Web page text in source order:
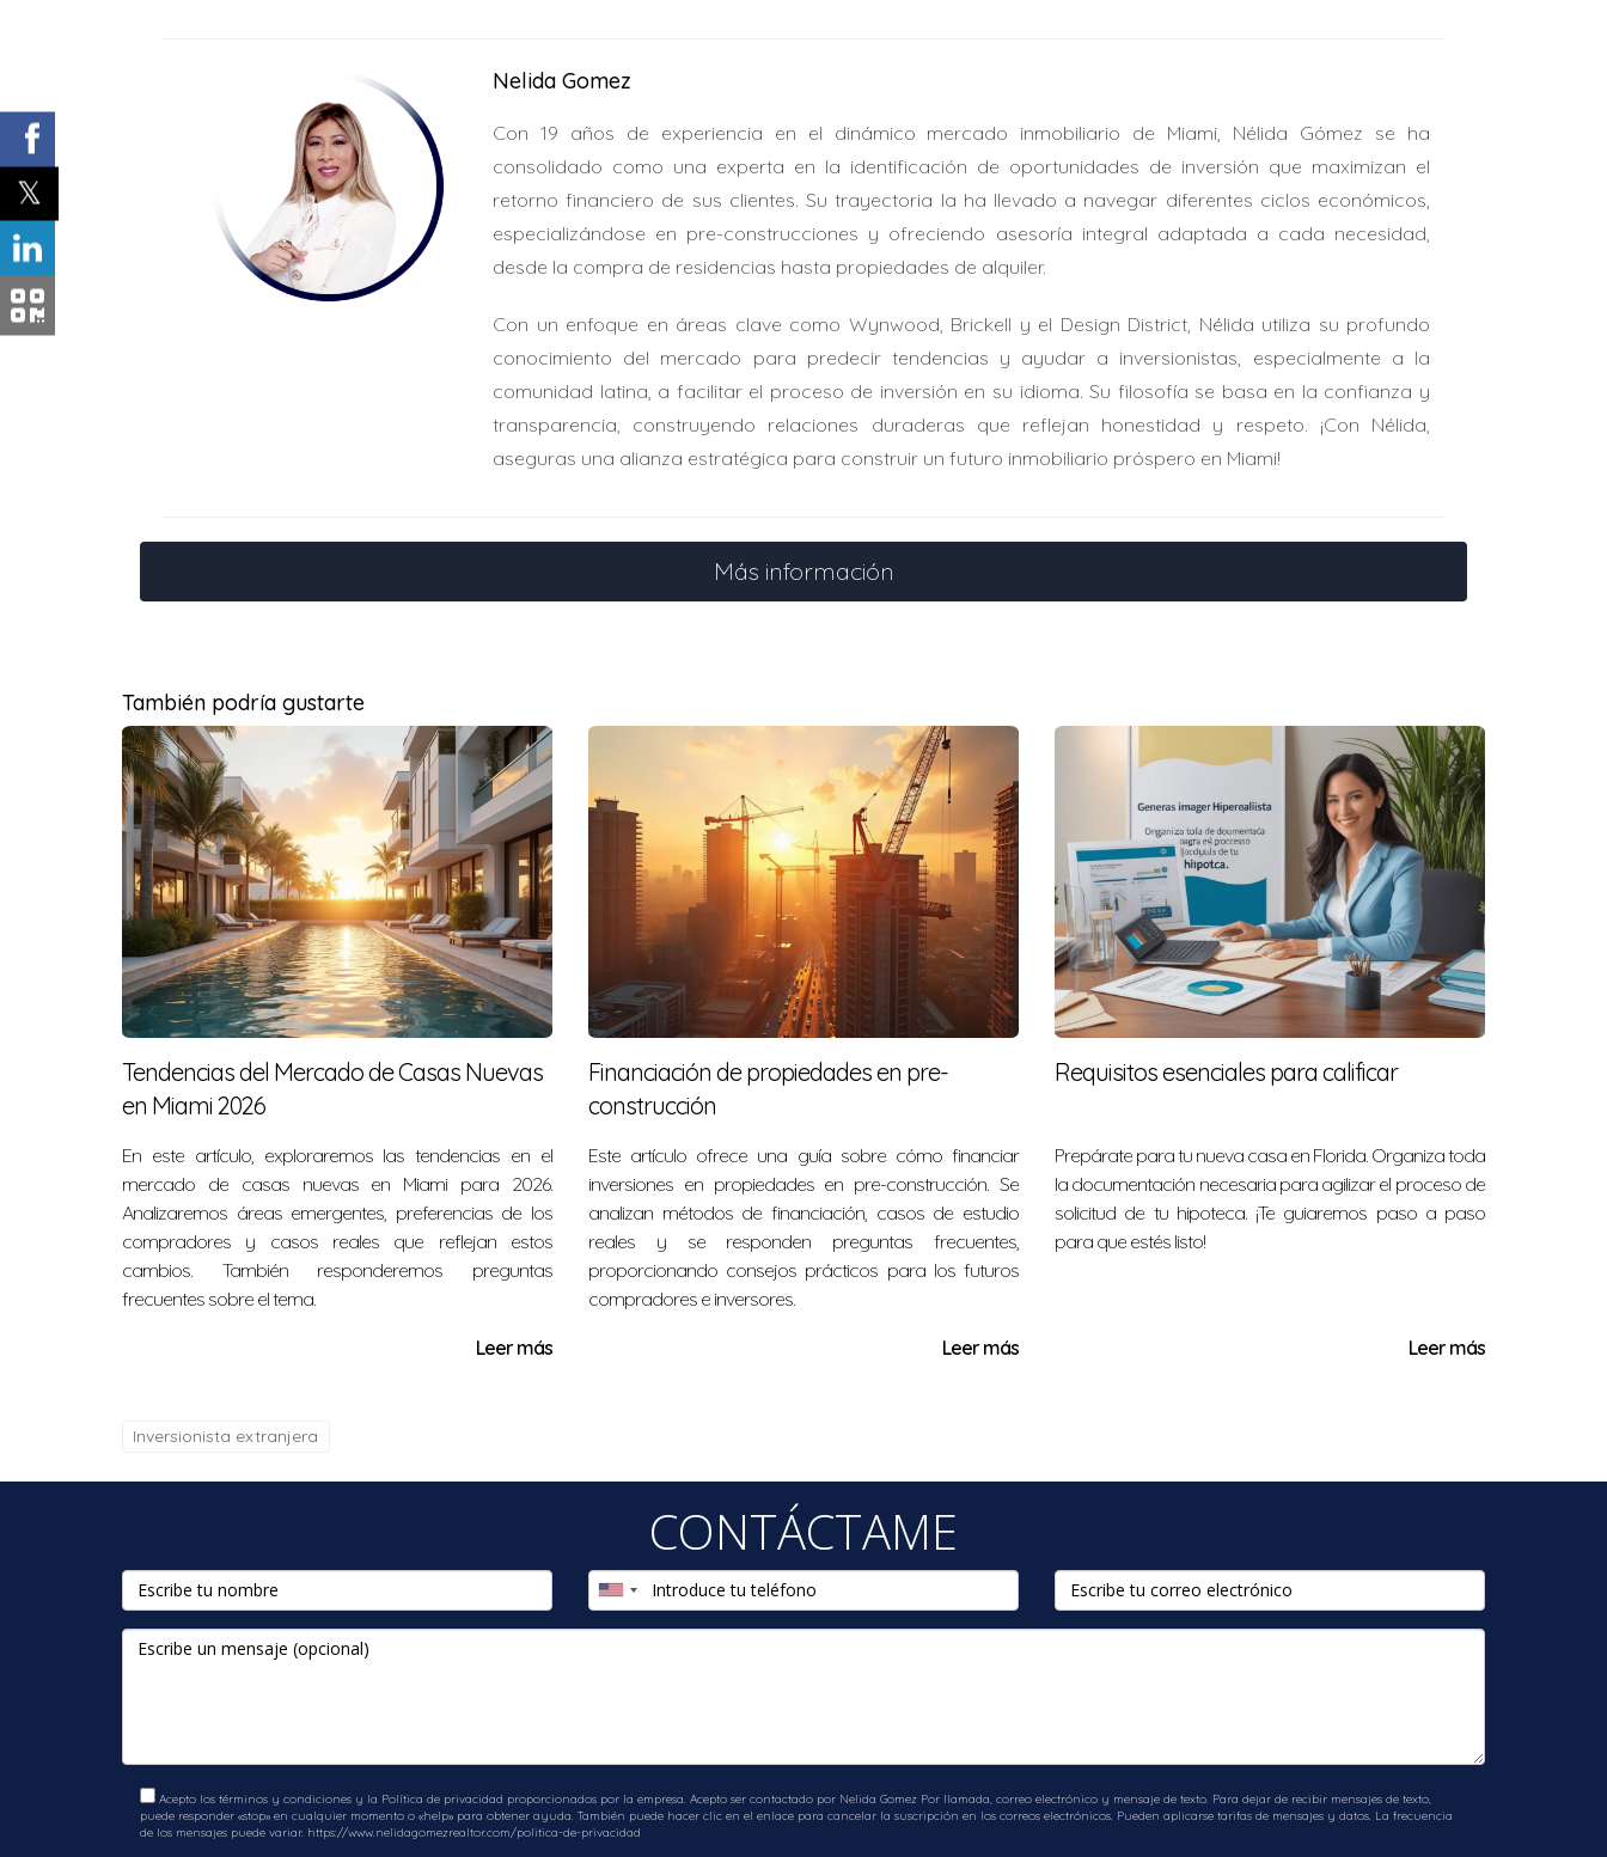
Nelida Gomez
Con 19 años de experiencia en el dinámico mercado inmobiliario de Miami, Nélida Gómez se ha
consolidado como una experta en la identificación de oportunidades de inversión que maximizan el
retorno financiero de sus clientes. Su trayectoria la ha llevado a navegar diferentes ciclos económicos,
especializándose en pre-construcciones y ofreciendo asesoría integral adaptada a cada necesidad,
desde la compra de residencias hasta propiedades de alquiler.
Con un enfoque en áreas clave como Wynwood, Brickell y el Design District, Nélida utiliza su profundo
conocimiento del mercado para predecir tendencias y ayudar a inversionistas, especialmente a la
comunidad latina, a facilitar el proceso de inversión en su idioma. Su filosofía se basa en la confianza y
transparencia, construyendo relaciones duraderas que reflejan honestidad y respeto. ¡Con Nélida,
aseguras una alianza estratégica para construir un futuro inmobiliario próspero en Miami!
Más información
También podría gustarte
Tendencias del Mercado de Casas Nuevas
en Miami 2026
En este artículo, exploraremos las tendencias en el
mercado de casas nuevas en Miami para 2026.
Analizaremos áreas emergentes, preferencias de los
compradores y casos reales que reflejan estos
cambios. También responderemos preguntas
frecuentes sobre el tema.
Leer más
Financiación de propiedades en pre-
construcción
Este artículo ofrece una guía sobre cómo financiar
inversiones en propiedades en pre-construcción. Se
analizan métodos de financiación, casos de estudio
reales y se responden preguntas frecuentes,
proporcionando consejos prácticos para los futuros
compradores e inversores.
Leer más
Requisitos esenciales para calificar
Prepárate para tu nueva casa en Florida. Organiza toda
la documentación necesaria para agilizar el proceso de
solicitud de tu hipoteca. ¡Te guiaremos paso a paso
para que estés listo!
Leer más
Inversionista extranjera
CONTÁCTAME
Acepto los términos y condiciones y la Política de privacidad proporcionados por la empresa. Acepto ser contactado por Nelida Gomez Por llamada, correo electrónico y mensaje de texto. Para dejar de recibir mensajes de texto,
puede responder «stop» en cualquier momento o «help» para obtener ayuda. También puede hacer clic en el enlace para cancelar la suscripción en los correos electrónicos. Pueden aplicarse tarifas de mensajes y datos. La frecuencia
de los mensajes puede variar. https://www.nelidagomezrealtor.com/politica-de-privacidad